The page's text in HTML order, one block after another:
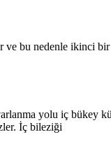
bu nedenle ikinci
yolu iç bükey
İç bileziği